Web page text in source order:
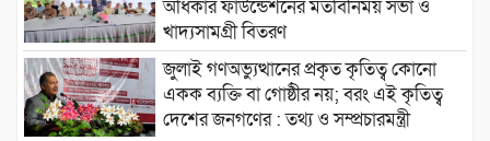
অধিকার ফাউন্ডেশনের মতবিনিময় সভা ও
খাদ্যসামগ্রী বিতরণ
জুলাই গণঅভ্যুত্থানের প্রকৃত কৃতিত্ব কোনো
একক ব্যক্তি বা গোষ্ঠীর নয়; বরং এই কৃতিত্ব
দেশের জনগণের : তথ্য ও সম্প্রচারমন্ত্রী